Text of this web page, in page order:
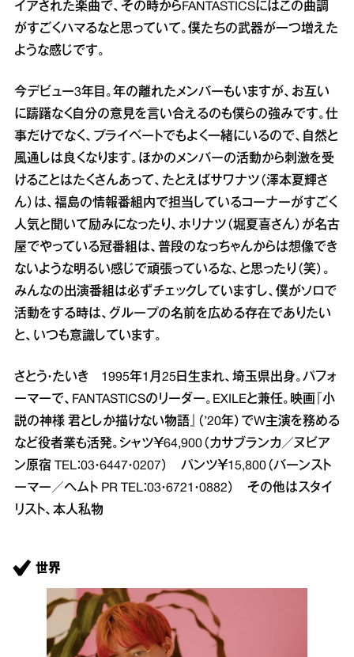
イアされた楽曲で、その時からFANTASTICSにはこの曲調
がすごくハマるなと思っていて。僕たちの武器が一つ増えた
ような感じです。
今デビュー3年目。年の離れたメンバーもいますが、お互い
に躊躇なく自分の意見を言い合えるのも僕らの強みです。仕
事だけでなく、プライベートでもよく一緒にいるので、自然と
風通しは良くなります。ほかのメンバーの活動から刺激を受
けることはたくさんあって、たとえばサワナツ（澤本夏輝さ
ん）は、福島の情報番組内で担当しているコーナーがすごく
人気と聞いて励みになったり、ホリナツ（堀夏喜さん）が名古
屋でやっている冠番組は、普段のなっちゃんからは想像でき
ないような明るい感じで頑張っているな、と思ったり（笑）。
みんなの出演番組は必ずチェックしていますし、僕がソロで
活動をする時は、グループの名前を広める存在でありたい
と、いつも意識しています。
さとう・たいき 1995年1月25日生まれ、埼玉県出身。パフォ
ーマーで、FANTASTICSのリーダー。EXILEと兼任。映画『小
説の神様 君としか描けない物語』（’20年）でW主演を務める
など役者業も活発。シャツ￥64,900（カサブランカ／ヌビア
ン原宿 TEL：03・6447・0207） パンツ￥15,800（バーンスト
ーマー／ヘムト PR TEL：03・6721・0882） その他はスタイ
リスト、本人私物
世界